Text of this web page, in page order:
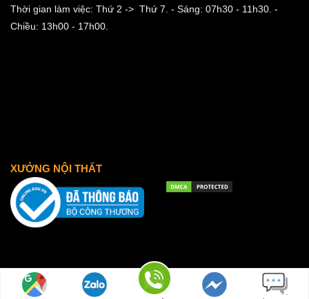
Thời gian làm việc: Thứ 2 -> Thứ 7. - Sáng: 07h30 - 11h30. -
Chiều: 13h00 - 17h00.
XƯỞNG NỘI THẤT
2026 © noithat4mua.com